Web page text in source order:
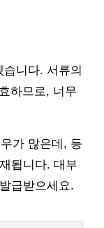
니다. 서류의
하므로, 너무
가 많은데, 등
됩니다. 대부
급받으세요.